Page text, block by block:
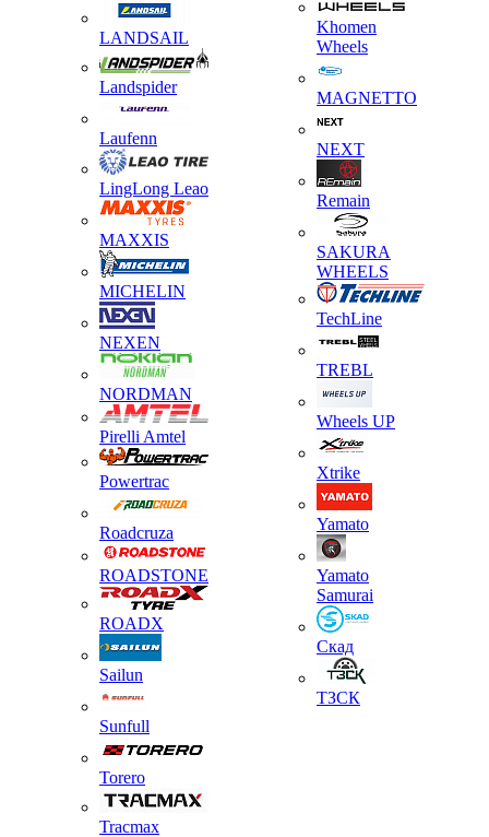
LANDSAIL
Landspider
Laufenn
LingLong Leao
MAXXIS
MICHELIN
NEXEN
NORDMAN
Pirelli Amtel
Powertrac
Roadcruza
ROADSTONE
ROADX
Sailun
Sunfull
Torero
Tracmax
Khomen
Wheels
MAGNETTO
NEXT
Remain
SAKURA
WHEELS
TechLine
TREBL
Wheels UP
Xtrike
Yamato
Yamato
Samurai
Скад
ТЗСК